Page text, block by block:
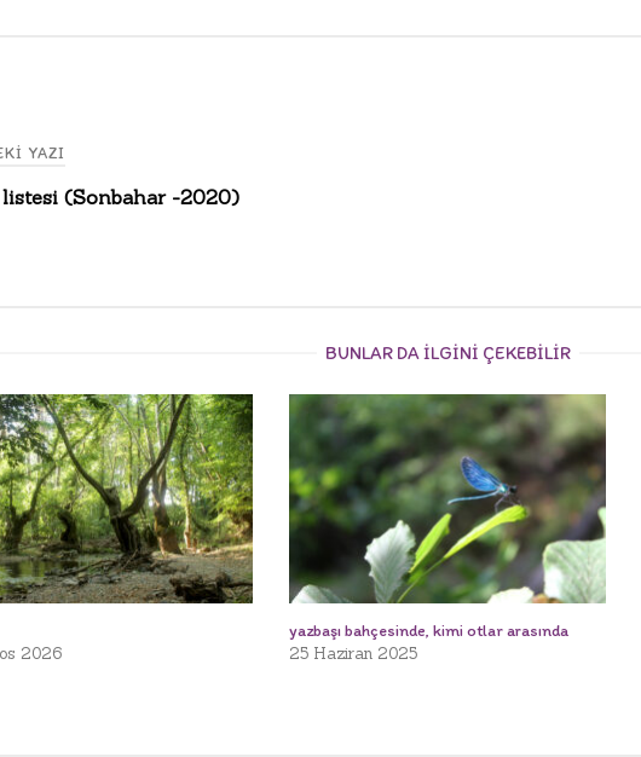
YAZI
(Sonbahar -2020)
BUNLAR DA ILGINI ÇEKEBILIR
2026
yazbaşı bahçesinde, kimi otlar arasında
25 Haziran 2025